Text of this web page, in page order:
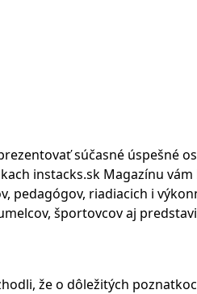
súčasné úspešné
instacks.sk Magazínu
pedagógov, riadiacich i
športovcov aj
že o dôležitých